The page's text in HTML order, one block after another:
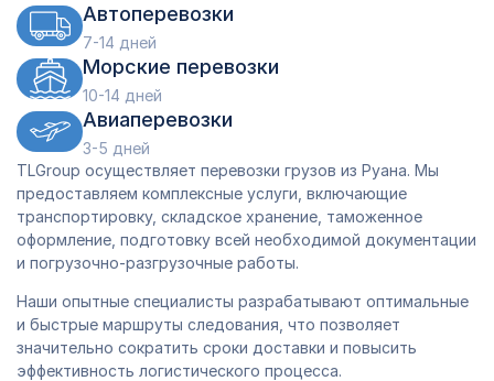
Автоперевозки
7-14 дней
Морские перевозки
10-14 дней
Авиаперевозки
3-5 дней
TLGroup осуществляет перевозки грузов из Руана. Мы
предоставляем комплексные услуги, включающие
транспортировку, складское хранение, таможенное
оформление, подготовку всей необходимой документации
и погрузочно-разгрузочные работы.
Наши опытные специалисты разрабатывают оптимальные
и быстрые маршруты следования, что позволяет
значительно сократить сроки доставки и повысить
эффективность логистического процесса.